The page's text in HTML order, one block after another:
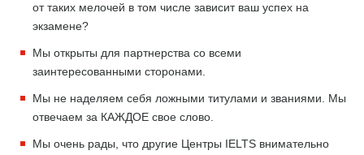
от таких мелочей в том числе зависит ваш успех на
экзамене?
Мы открыты для партнерства со всеми
заинтересованными сторонами.
Мы не наделяем себя ложными титулами и званиями. Мы
отвечаем за КАЖДОЕ свое слово.
Мы очень рады, что другие Центры IELTS внимательно